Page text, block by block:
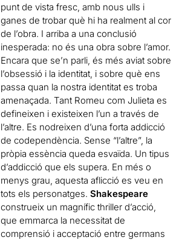
punt de vista fresc, amb nous ulls i
ganes de trobar què hi ha realment al cor
de l’obra. I arriba a una conclusió
inesperada: no és una obra sobre l’amor.
Encara que se’n parli, és més aviat sobre
l’obsessió i la identitat, i sobre què ens
passa quan la nostra identitat es troba
amenaçada. Tant Romeu com Julieta es
defineixen i existeixen l’un a través de
l’altre. Es nodreixen d’una forta addicció
de codependència. Sense “l’altre”, la
pròpia essència queda esvaïda. Un tipus
d’addicció que els supera. En més o
menys grau, aquesta aflicció es veu en
tots els personatges.Shakespeare
construeix un magnífic thriller d’acció,
que emmarca la necessitat de
comprensió i acceptació entre germans